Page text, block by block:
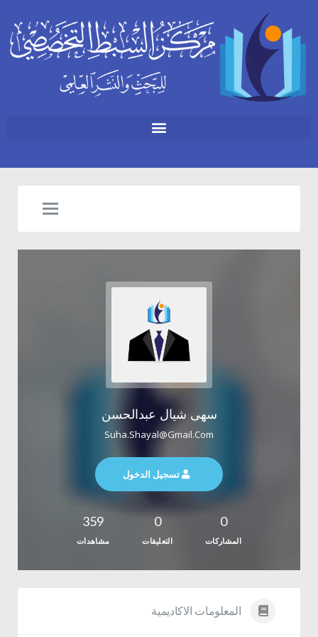
سهى شيال عبدالحسن
Suha.shayal@gmail.com
تسجيل الدخول
0
المشاركات
0
التعليقات
359
مشاهدات
المعلومات الاكاديمية